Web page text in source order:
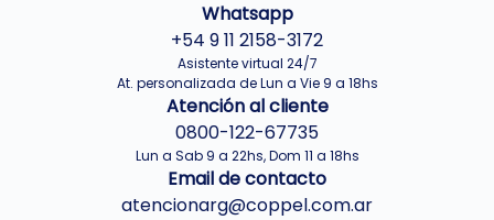
Whatsapp
+54 9 11 2158-3172
Asistente virtual 24/7
At. personalizada de Lun a Vie 9 a 18hs
Atención al cliente
0800-122-67735
Lun a Sab 9 a 22hs, Dom 11 a 18hs
Email de contacto
atencionarg@coppel.com.ar